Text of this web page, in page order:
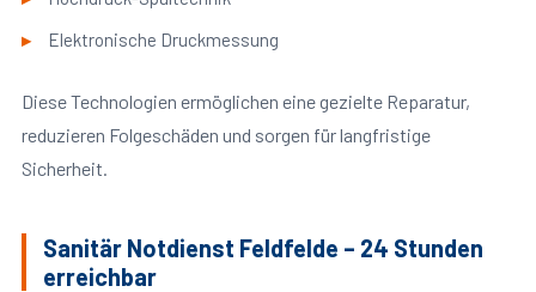
Elektronische Druckmessung
Diese Technologien ermöglichen eine gezielte Reparatur,
reduzieren Folgeschäden und sorgen für langfristige
Sicherheit.
Sanitär Notdienst Feldfelde – 24 Stunden
erreichbar